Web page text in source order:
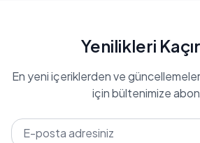
Yenilikleri
En yeni içeriklerden ve
için bültenimize